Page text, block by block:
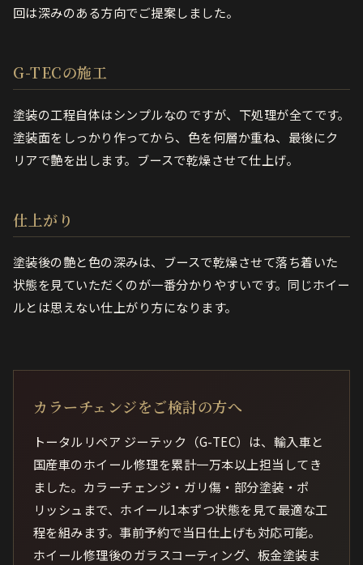
回は深みのある方向でご提案しました。
G-TECの施工
塗装の工程自体はシンプルなのですが、下処理が全てです。
塗装面をしっかり作ってから、色を何層か重ね、最後にク
リアで艶を出します。ブースで乾燥させて仕上げ。
仕上がり
塗装後の艶と色の深みは、ブースで乾燥させて落ち着いた
状態を見ていただくのが一番分かりやすいです。同じホイー
ルとは思えない仕上がり方になります。
カラーチェンジをご検討の方へ
トータルリペア ジーテック（G-TEC）は、輸入車と
国産車のホイール修理を累計一万本以上担当してき
ました。カラーチェンジ・ガリ傷・部分塗装・ポ
リッシュまで、ホイール1本ずつ状態を見て最適な工
程を組みます。事前予約で当日仕上げも対応可能。
ホイール修理後のガラスコーティング、板金塗装ま